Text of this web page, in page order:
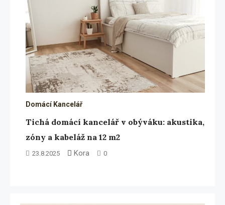
Domácí Kancelář
Tichá domácí kancelář v obýváku: akustika,
zóny a kabeláž na 12 m2
23.8.2025 Kora 0